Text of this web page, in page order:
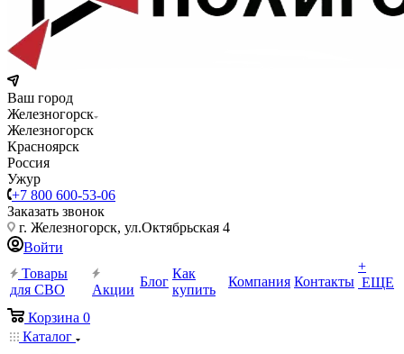
Ваш город
Железногорск
Железногорск
Красноярск
Россия
Ужур
+7 800 600-53-06
Заказать звонок
г. Железногорск, ул.Октябрьская 4
Войти
Товары
для СВО
Акции
Блог
Как
купить
Компания Контакты
+
ЕЩЕ
Корзина 0
Каталог